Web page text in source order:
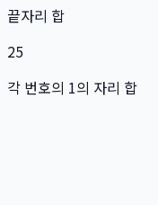
끝자리 합
25
각 번호의 1의 자리 합